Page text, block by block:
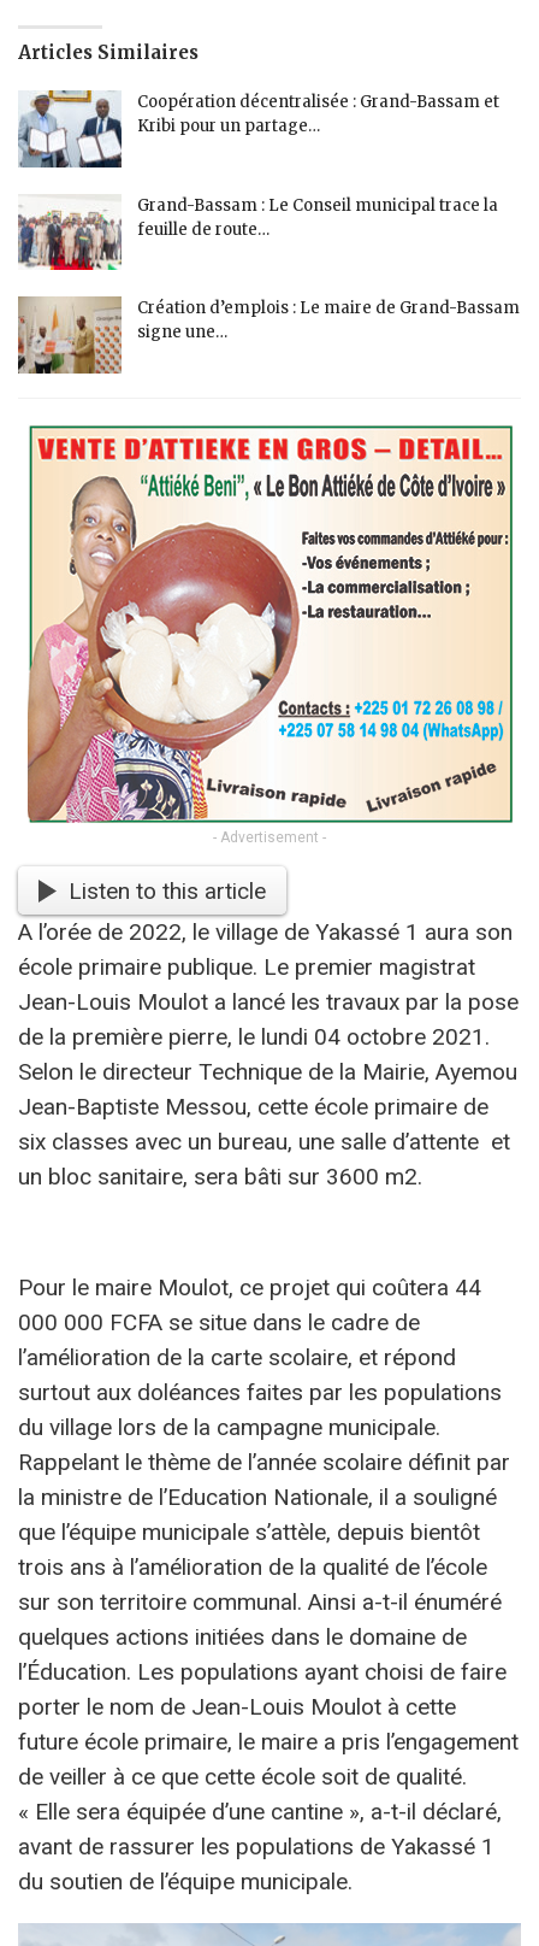
Articles Similaires
Coopération décentralisée : Grand-Bassam et
Kribi pour un partage…
Grand-Bassam : Le Conseil municipal trace la
feuille de route…
Création d’emplois : Le maire de Grand-Bassam
signe une…
- Advertisement -
Listen to this article
A l’orée de 2022, le village de Yakassé 1 aura son
école primaire publique. Le premier magistrat
Jean-Louis Moulot a lancé les travaux par la pose
de la première pierre, le lundi 04 octobre 2021.
Selon le directeur Technique de la Mairie, Ayemou
Jean-Baptiste Messou, cette école primaire de
six classes avec un bureau, une salle d’attente et
un bloc sanitaire, sera bâti sur 3600 m2.
Pour le maire Moulot, ce projet qui coûtera 44
000 000 FCFA se situe dans le cadre de
l’amélioration de la carte scolaire, et répond
surtout aux doléances faites par les populations
du village lors de la campagne municipale.
Rappelant le thème de l’année scolaire définit par
la ministre de l’Education Nationale, il a souligné
que l’équipe municipale s’attèle, depuis bientôt
trois ans à l’amélioration de la qualité de l’école
sur son territoire communal. Ainsi a-t-il énuméré
quelques actions initiées dans le domaine de
l’Éducation. Les populations ayant choisi de faire
porter le nom de Jean-Louis Moulot à cette
future école primaire, le maire a pris l’engagement
de veiller à ce que cette école soit de qualité.
« Elle sera équipée d’une cantine », a-t-il déclaré,
avant de rassurer les populations de Yakassé 1
du soutien de l’équipe municipale.